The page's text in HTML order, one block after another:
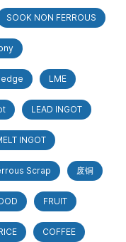
SOOK NON FERROUS
LME
LEAD INGOT
INGOT
Scrap 废铜
FRUIT
COFFEE